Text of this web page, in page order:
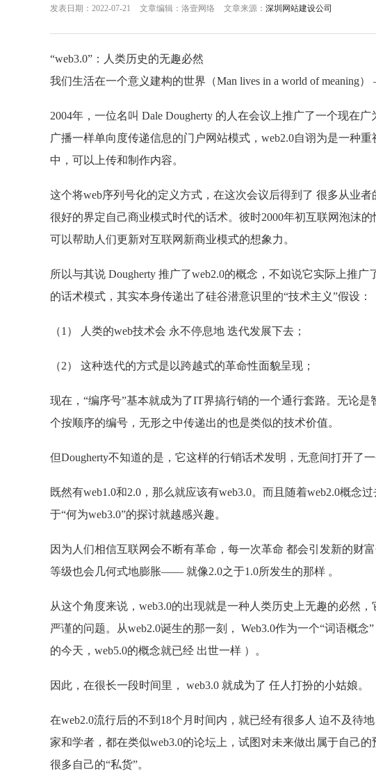
发表日期：2022-07-21 文章编辑：洛壹网络 文章来源： 深圳网站建设公司
“web3.0”：人类历史的无趣必然
我们生活在一个意义建构的世界（Man lives in a world of meaning
2004年，一位名叫 Dale Dougherty 的人在会议上推广了一个现在
广播一样单向度传递信息的门户网站模式，web2.0自诩为是一种
中，可以上传和制作内容。
这个将web序列号化的定义方式，在这次会议后得到了 很多从业
很好的界定自己商业模式时代的话术。彼时2000年初互联网泡沫
可以帮助人们更新对互联网新商业模式的想象力。
所以与其说 Dougherty 推广了web2.0的概念，不如说它实际上推
的话术模式，其实本身传递出了硅谷潜意识里的“技术主义”假设：
（1） 人类的web技术会 永不停息地 迭代发展下去；
（2） 这种迭代的方式是以跨越式的革命性面貌呈现；
现在，“编序号”基本就成为了IT界搞行销的一个通行套路。无论
个按顺序的编号，无形之中传递出的也是类似的技术价值。
但Dougherty不知道的是，它这样的行销话术发明，无意间打开了一
既然有web1.0和2.0，那么就应该有web3.0。而且随着web2.0概念
于“何为web3.0”的探讨就越感兴趣。
因为人们相信互联网会不断有革命，每一次革命 都会引发新的财
等级也会几何式地膨胀—— 就像2.0之于1.0所发生的那样 。
从这个角度来说，web3.0的出现就是一种人类历史上无趣的必然
严谨的问题。从web2.0诞生的那一刻， Web3.0作为一个“词语概
的今天，web5.0的概念就已经 出世一样 ）。
因此，在很长一段时间里， web3.0 就成为了 任人打扮的小姑娘。
在web2.0流行后的不到18个月时间内，就已经有很多人 迫不及待
家和学者，都在类似web3.0的论坛上，试图对未来做出属于自己
很多自己的“私货”。